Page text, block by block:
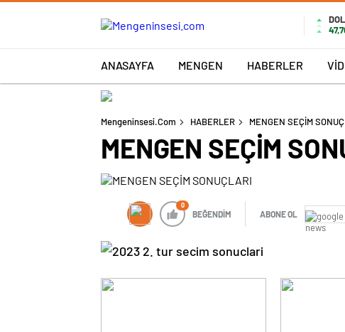
ANASAYFA MENGEN HABERLER
Mengeninsesi.com HABERLER MENGEN SEÇİM
MENGEN SEÇİM
0
BEĞENDİM ABONE OL